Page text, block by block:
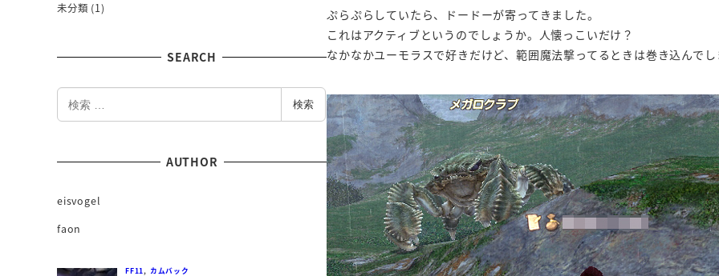
ぷらぷらしていたら、ドードーが寄ってきました。
これはアクティブというのでしょうか。人懐っこいだけ？
なかなかユーモラスで好きだけど、範囲魔法撃ってるときは巻き込んで
未分類 (1)
SEARCH
検
検索
AUTHOR
eisvogel
faon